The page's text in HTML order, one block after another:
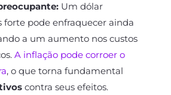
Um dólar
forte pode enfraquecer ainda
a um aumento nos custos
A inflação pode corroer o
, o que torna fundamental
contra seus efeitos.